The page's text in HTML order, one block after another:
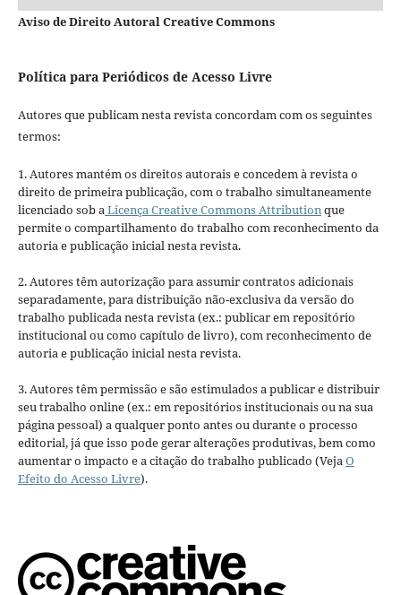
Aviso de Direito Autoral Creative Commons
Política para Periódicos de Acesso Livre
Autores que publicam nesta revista concordam com os seguintes
termos:
1. Autores mantém os direitos autorais e concedem à revista o
direito de primeira publicação, com o trabalho simultaneamente
licenciado sob aLicença Creative Commons Attributionque
permite o compartilhamento do trabalho com reconhecimento da
autoria e publicação inicial nesta revista.
2. Autores têm autorização para assumir contratos adicionais
separadamente, para distribuição não-exclusiva da versão do
trabalho publicada nesta revista (ex.: publicar em repositório
institucional ou como capítulo de livro), com reconhecimento de
autoria e publicação inicial nesta revista.
3. Autores têm permissão e são estimulados a publicar e distribuir
seu trabalho online (ex.: em repositórios institucionais ou na sua
página pessoal) a qualquer ponto antes ou durante o processo
editorial, já que isso pode gerar alterações produtivas, bem como
aumentar o impacto e a citação do trabalho publicado (VejaO
Efeito do Acesso Livre).